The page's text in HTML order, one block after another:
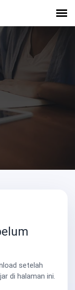
setelah
di halaman ini.